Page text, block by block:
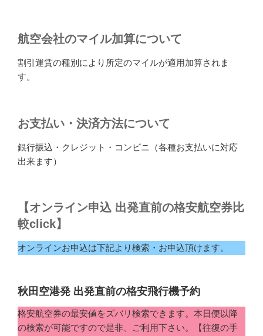
航空会社のマイル加算について
割引運賃の種別により所定のマイルが適用加算されま
す。
お支払い・決済方法について
銀行振込・クレジット・コンビニ（各種お支払いに対応
出来ます）
【オンライン申込 出発直前の格安航空券比
較click】
オンラインお申込は下記より検索・お申込頂けます。
秋田空港発 出発直前の格安飛行機予約
格安航空券の最安値をズバリ検索できます。本日便以降
の検索が可能ですので是非、ご利用下さい。【往復の手